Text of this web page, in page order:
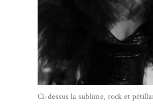
Ci-dessus la sublime, rock et